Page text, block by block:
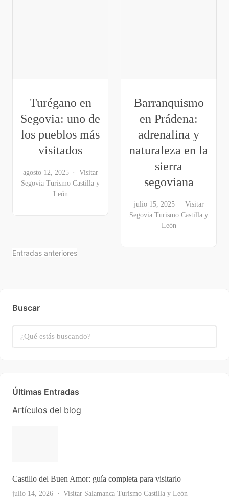
Turégano en
Segovia: uno de
los pueblos más
visitados
agosto 12, 2025
Visitar
Segovia Turismo Castilla y
León
Barranquismo
en Prádena:
adrenalina y
naturaleza en la
sierra
segoviana
julio 15, 2025
Visitar
Segovia Turismo Castilla y
León
Entradas anteriores
Buscar
Últimas Entradas
Artículos del blog
Castillo del Buen Amor: guía completa para visitarlo
julio 14, 2026 Visitar Salamanca Turismo Castilla y León